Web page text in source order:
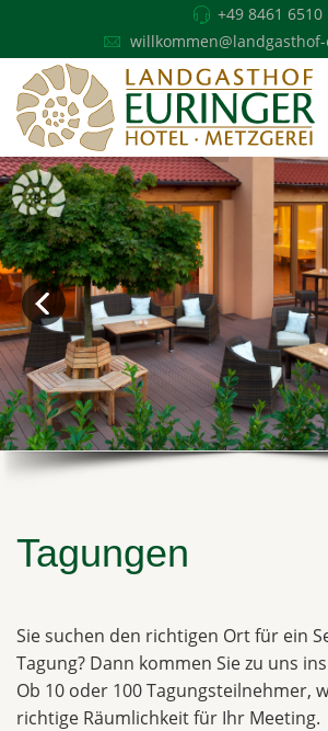
+49 8461 6510
Tagungen
Sie suchen den richtigen Ort für ein
Tagung? Dann kommen Sie zu uns
Ob 10 oder 100 Tagungsteilnehmer,
richtige Räumlichkeit für Ihr Meeting.